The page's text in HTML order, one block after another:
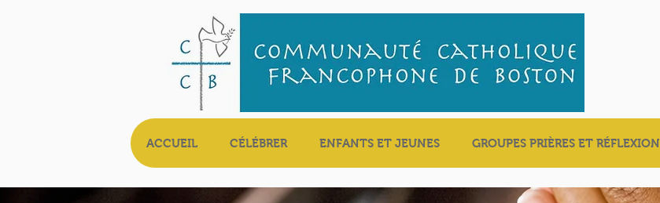
ACCUEIL CÉLÉBRER ENFANTS ET JEUNES GROUPES PRIÈRES ET RÉFLEXION